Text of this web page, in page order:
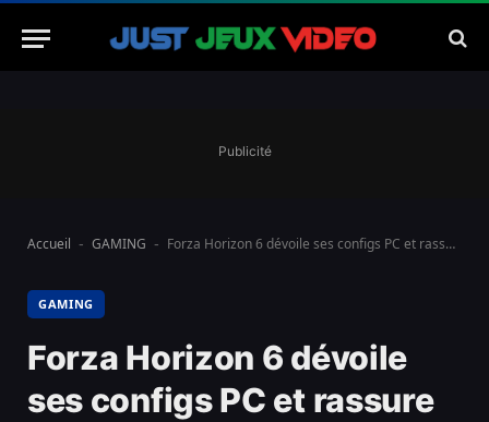
Publicité
Accueil - GAMING - Forza Horizon 6 dévoile ses configs PC et rassure déjà les joueurs
GAMING
Forza Horizon 6 dévoile
ses configs PC et rassure